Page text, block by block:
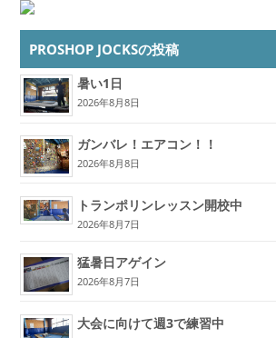
PROSHOP JOCKSの投稿
暑い1日
2026年8月8日
ガンバレ！エアコン！！
2026年8月8日
トランポリンレッスン開校中
2026年8月7日
猛暑日アゲイン
2026年8月7日
大会に向けて週3で練習中